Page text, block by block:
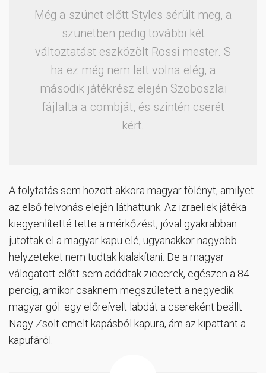
Még a szünet előtt Styles sérült meg, a
szünetben pedig további két
változtatást eszközölt Rossi mester. S
ha ez még nem lett volna elég, a
második játékrész elején Szoboszlai
fájlalta a combját, és szintén cserét
kért.
A folytatás sem hozott akkora magyar fölényt, amilyet
az első felvonás elején láthattunk. Az izraeliek játéka
kiegyenlítetté tette a mérkőzést, jóval gyakrabban
jutottak el a magyar kapu elé, ugyanakkor nagyobb
helyzeteket nem tudtak kialakítani. De a magyar
válogatott előtt sem adódtak ziccerek, egészen a 84.
percig, amikor csaknem megszületett a negyedik
magyar gól: egy előreívelt labdát a csereként beállt
Nagy Zsolt emelt kapásból kapura, ám az kipattant a
kapufáról.